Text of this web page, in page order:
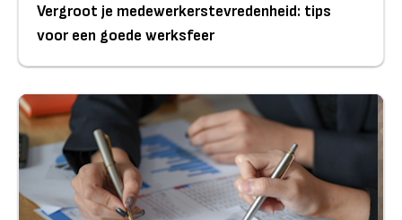
Vergroot je medewerkerstevredenheid: tips
voor een goede werksfeer